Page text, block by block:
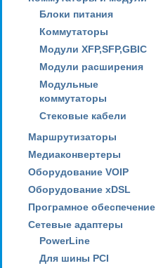
Блоки питания
Коммутаторы
Модули XFP,SFP,GBIC
Модули расширения
Модульные
коммутаторы
Стековые кабели
Маршрутизаторы
Медиаконвертеры
Оборудование VOIP
Оборудование xDSL
Програмное обеспечение
Сетевые адаптеры
PowerLine
Для шины PCI